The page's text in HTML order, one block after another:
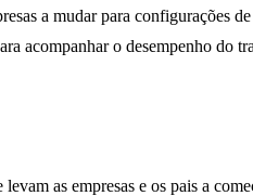
a mudar para configurações
acompanhar o desempenho do
as empresas e os pais a